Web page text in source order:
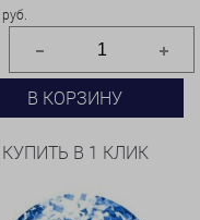
руб.
В КОРЗИНУ
КУПИТЬ В 1 КЛИК